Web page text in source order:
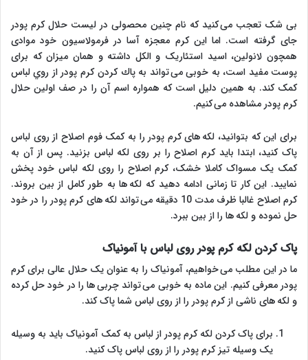
بی شک تعجب می کنید که نام چنین محصولی در لیست حلال کرم پودر
جای گرفته است. اما این کرم معجزه آسا در فرمولاسیون خود موادی
همچون لانولین، اسید استئاریک و الکل داشته و همان میزان که برای
پوست مفید است، به خوبی می تواند به پاك كردن كرم پودر از روي لباس
کمک کند. به همین دلیل است که همواره اسم آن را در صف اولین حلال
کرم پودر مشاهده می کنیم.
برای این که بتوانید، لکه های کرم پودر را به کمک فوم اصلاح از روی لباس
پاک کنید، ابتدا باید کرم اصلاح را بر روی لکه لباس بزنید. پس از آن به
کمک یک مسواک کاملا خشک، کرم اصلاح را روی لکه لباس خود پخش
نمایید. این کار تا زمانی ادامه دهید که لکه ها به طور کامل از بین بروند.
کرم اصلاح غالبا ظرف مدت 10 دقیقه می تواند لکه های کرم پودر را در خود
حل نموده و لکه ها را از بین ببرد.
پاک کردن لکه کرم پودر روی لباس با آمونیاک
ما در این مطلب می خواهیم، آمونیاک را به عنوان یک حلال عالی برای کرم
پودر معرفی کنیم. این ماده به خوبی می تواند چربی ها را در خود حل کرده
و لکه های ناشی از کرم پودر را از روی لباس شما پاک کند.
برای پاک کردن لکه کرم پودر از لباس به کمک آمونیاک باید به وسیله
یک وسیله تیز کرم پودر را از روی لباس پاک کنید.